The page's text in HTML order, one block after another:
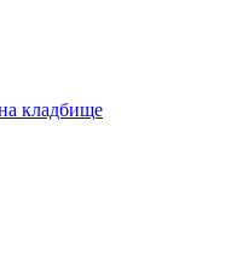
кладбище